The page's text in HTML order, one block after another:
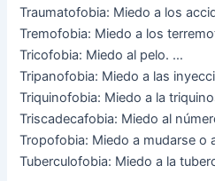
Traumatofobia: Miedo a los
Tremofobia: Miedo a los
Tricofobia: Miedo al pelo. …
Tripanofobia: Miedo a las
Triquinofobia: Miedo a la
Triscadecafobia: Miedo al
Tropofobia: Miedo a mudarse o
Tuberculofobia: Miedo a la